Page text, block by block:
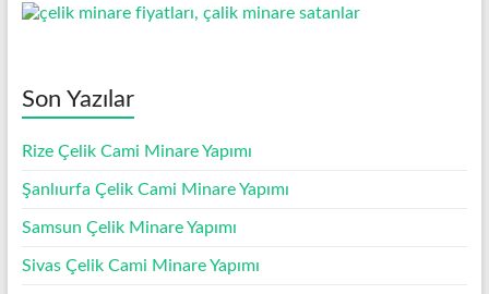
Son Yazılar
Rize Çelik Cami Minare Yapımı
Şanlıurfa Çelik Cami Minare Yapımı
Samsun Çelik Minare Yapımı
Sivas Çelik Cami Minare Yapımı